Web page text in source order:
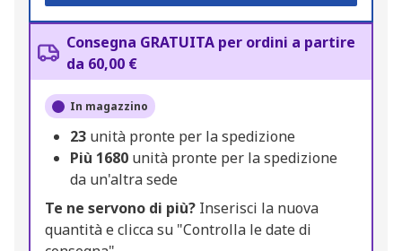
Consegna GRATUITA per ordini a partire
da 60,00 €
In magazzino
23 unità pronte per la spedizione
Più 1680 unità pronte per la spedizione
da un'altra sede
Te ne servono di più? Inserisci la nuova
quantità e clicca su "Controlla le date di